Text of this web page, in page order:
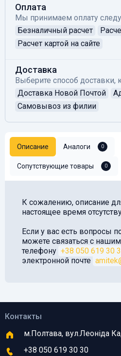
Оплата
Мы принимаем оплату
Безналичный расчет
Расчет картой на сайте
Доставка
Выберите способ доставки,
Доставка Новой Почтой
Самовывоз из филии
Описание Аналоги 0
Сопутствующие товары 0
К сожалению, описание
настоящее время
Если у вас есть вопросы
можете связаться с
телефону +38 050 619 30
электронной почте
Контакты
м.Полтава, вул.Леоніда
+38 050 619 30 30